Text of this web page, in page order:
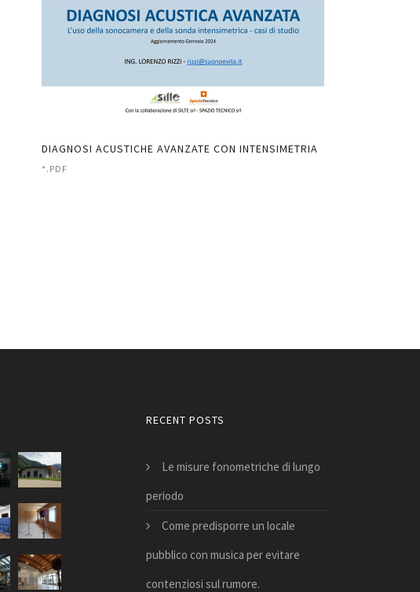
DIAGNOSI ACUSTICHE AVANZATE CON INTENSIMETRIA
*.PDF
RECENT POSTS
Le misure fonometriche di lungo
periodo
Come predisporre un locale
pubblico con musica per evitare
contenziosi sul rumore.